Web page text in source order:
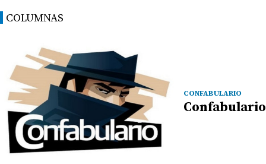
COLUMNAS
CONFABULARIO
Confabulario